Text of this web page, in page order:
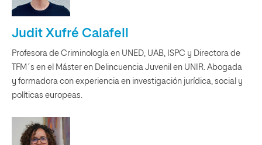
Judit Xufré Calafell
Profesora de Criminología en UNED, UAB, ISPC y Directora de
TFM´s en el Máster en Delincuencia Juvenil en UNIR. Abogada
y formadora con experiencia en investigación jurídica, social y
políticas europeas.